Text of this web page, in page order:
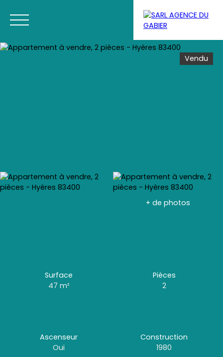
Vendu
+ de photos
Surface
47 m²
Pièces
2
Ascenseur
Oui
Construction
1980